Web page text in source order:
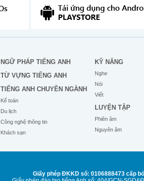
NGỮ PHÁP TIẾNG ANH
TỪ VỰNG TIẾNG ANH
TIẾNG ANH CHUYÊN NGÀNH
Kế toán
Du lịch
Công nghệ thông tin
Khách sạn
KỸ NĂNG
Nghe
Nói
Viết
LUYỆN TẬP
Phiên âm
Nguyên âm
Giấy phép ĐKKD số: 0106888473 cấp